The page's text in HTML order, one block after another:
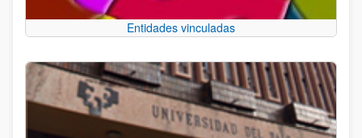
Entidades vinculadas